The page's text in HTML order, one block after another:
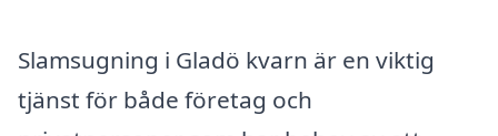
Slamsugning i Gladö kvarn är en viktig
tjänst för både företag och